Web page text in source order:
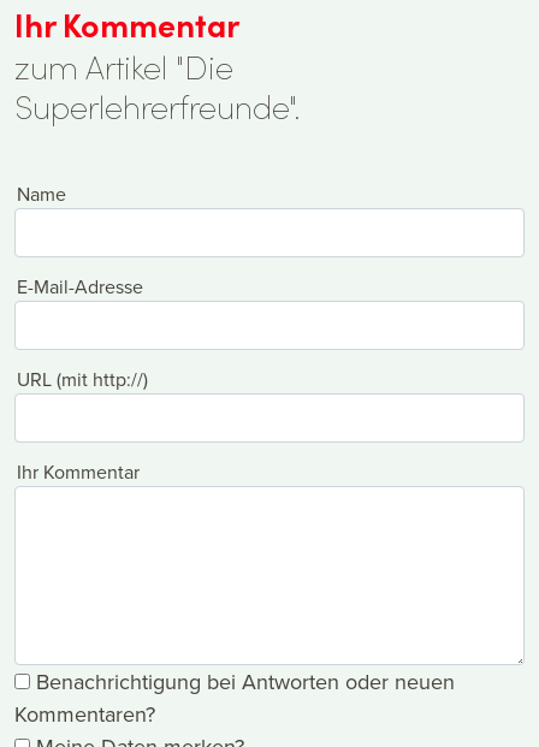
Ihr Kommentar
zum Artikel "Die
Superlehrerfreunde".
Name
E-Mail-Adresse
URL (mit http://)
Ihr Kommentar
Benachrichtigung bei Antworten oder neuen
Kommentaren?